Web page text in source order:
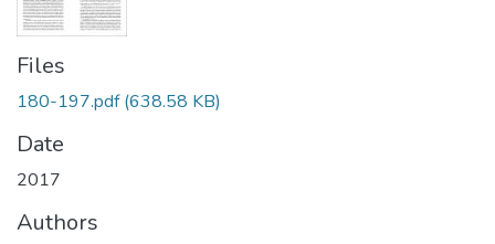
Files
180-197.pdf(638.58 KB)
Date
2017
Authors